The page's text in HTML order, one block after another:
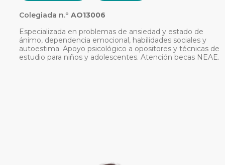
Colegiada n.º AO13006
Especializada en problemas de ansiedad y estado de
ánimo, dependencia emocional, habilidades sociales y
autoestima. Apoyo psicológico a opositores y técnicas de
estudio para niños y adolescentes. Atención becas NEAE.